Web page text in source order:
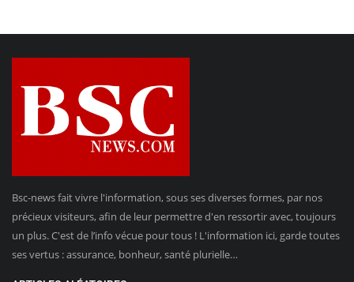
Bsc-news fait vivre l'information, sous ses diverses formes, par nos
précieux visiteurs, afin de leur permettre d'en ressortir avec, toujours
un plus. C'est de l’info vécue pour tous ! L'information ici, garde toutes
ses vertus : assurance, bonheur, santé plurielle…